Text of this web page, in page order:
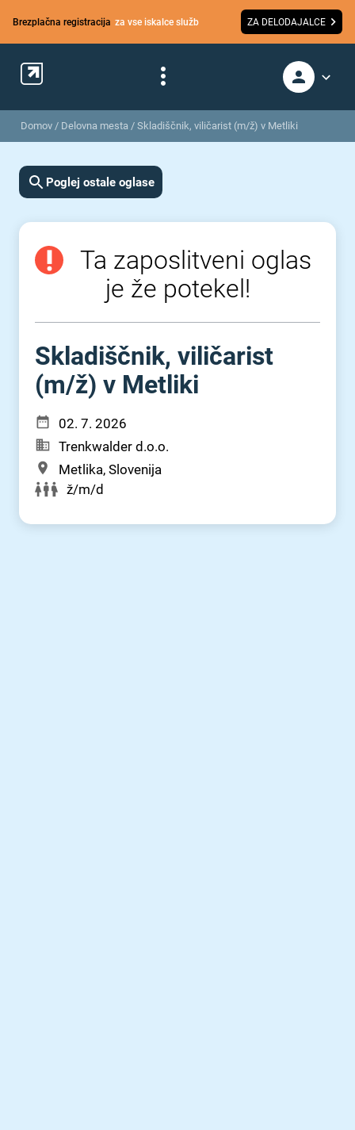
Brezplačna registracija za vse iskalce služb ZA DELODAJALCE
Domov / Delovna mesta / Skladiščnik, viličarist (m/ž) v Metliki
Poglej ostale oglase
Ta zaposlitveni oglas
je že potekel!
Skladiščnik, viličarist
(m⁠/⁠ž) v Metliki
02. 7. 2026
Trenkwalder d.o.o.
Metlika, Slovenija
ž/m/d